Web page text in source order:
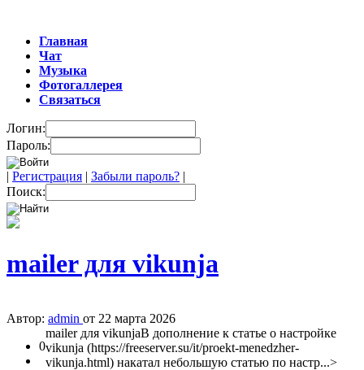
Главная
Чат
Музыка
Фотогаллерея
Связаться
Логин:
Пароль:
| Регистрация | Забыли пароль? |
Поиск:
mailer для vikunja
Автор: admin от 22 марта 2026
0
mailer для vikunjaВ дополнение к статье о настройке
vikunja (https://freeserver.su/it/proekt-menedzher-
vikunja.html) накатал небольшую статью по настр...>